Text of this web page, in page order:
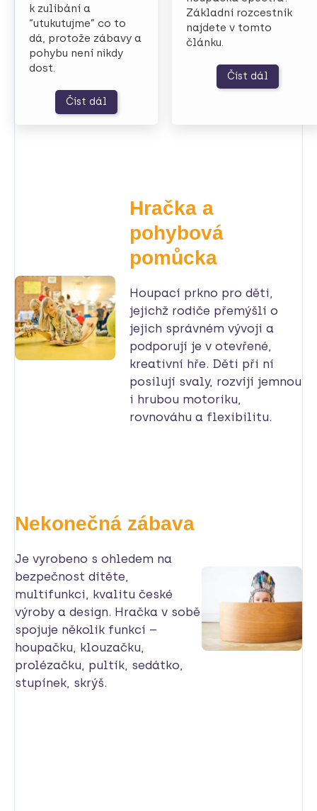
k zulíbání a
“utukutujme” co to
dá, protože zábavy a
pohybu není nikdy
dost.
Číst dál
Základní rozcestník
najdete v tomto
článku.
Číst dál
Hračka a
pohybová
pomůcka
Houpací prkno pro děti,
jejichž rodiče přemýšlí o
jejich správném vývoji a
podporují je v otevřené,
kreativní hře. Děti při ní
posilují svaly, rozvíjí jemnou
i hrubou motoriku,
rovnováhu a flexibilitu.
Nekonečná zábava
Je vyrobeno s ohledem na
bezpečnost dítěte,
multifunkci, kvalitu české
výroby a design. Hračka v sobě
spojuje několik funkcí –
houpačku, klouzačku,
prolézačku, pultík, sedátko,
stupínek, skrýš.